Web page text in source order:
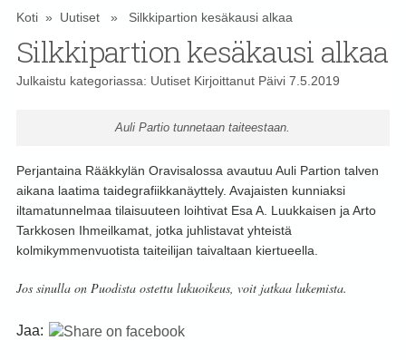
Koti» Uutiset» Silkkipartion kesäkausi alkaa
Silkkipartion kesäkausi alkaa
Julkaistu kategoriassa: UutisetKirjoittanut Päivi7.5.2019
Auli Partio tunnetaan taiteestaan.
Perjantaina Rääkkylän Oravisalossa avautuu Auli Partion talven
aikana laatima taidegrafiikkanäyttely. Avajaisten kunniaksi
iltamatunnelmaa tilaisuuteen loihtivat Esa A. Luukkaisen ja Arto
Tarkkosen Ihmeilkamat, jotka juhlistavat yhteistä
kolmikymmenvuotista taiteilijan taivaltaan kiertueella.
Jos sinulla on Puodista ostettu lukuoikeus, voit jatkaa lukemista.
Jaa: